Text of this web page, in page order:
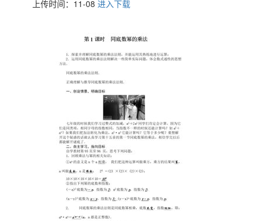
上传时间：11-08 进入下载